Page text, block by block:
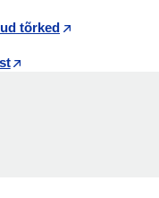
tõrked